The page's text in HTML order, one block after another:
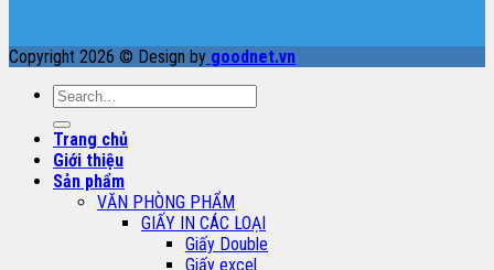
Copyright 2026 © Design by goodnet.vn
Search
Trang chủ
Giới thiệu
Sản phẩm
VĂN PHÒNG PHẨM
GIẤY IN CÁC LOẠI
Giấy Double
Giấy excel